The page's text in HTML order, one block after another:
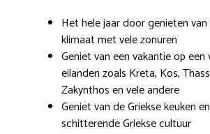
Het hele jaar door genieten
klimaat met vele zonuren
Geniet van een vakantie op een
eilanden zoals Kreta, Kos,
Zakynthos en vele andere
Geniet van de Griekse keuken
schitterende Griekse cultuur